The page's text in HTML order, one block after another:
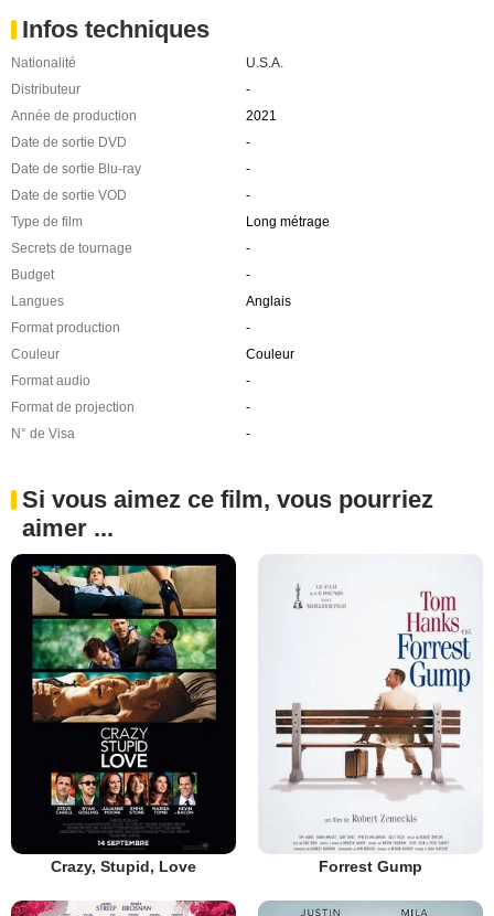
Infos techniques
Nationalité
U.S.A.
Distributeur
-
Année de production
2021
Date de sortie DVD
-
Date de sortie Blu-ray
-
Date de sortie VOD
-
Type de film
Long métrage
Secrets de tournage
-
Budget
-
Langues
Anglais
Format production
-
Couleur
Couleur
Format audio
-
Format de projection
-
N° de Visa
-
Si vous aimez ce film, vous pourriez
aimer ...
Crazy, Stupid, Love Forrest Gump